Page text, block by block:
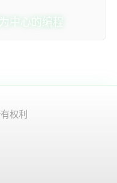
心的Java编程
有权利.